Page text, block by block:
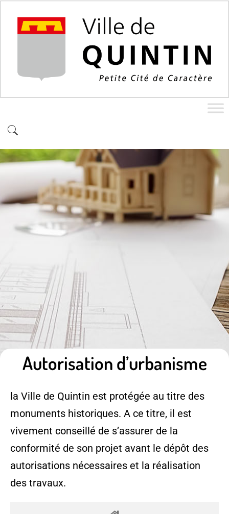
Autorisation d’urbanisme
la Ville de Quintin est protégée au titre des
monuments historiques. A ce titre, il est
vivement conseillé de s’assurer de la
conformité de son projet avant le dépôt des
autorisations nécessaires et la réalisation
des travaux.